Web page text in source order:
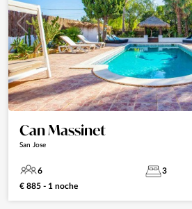
Can Massinet
San Jose
6 3
€ 885 - 1 noche